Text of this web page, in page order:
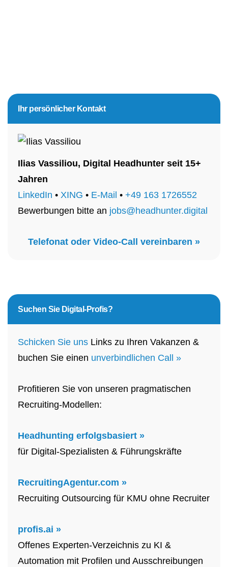
Seitenspalte
Ihr persönlicher Kontakt
Ilias Vassiliou, Digital Headhunter seit 15+
Jahren
LinkedIn • XING • E-Mail • +49 163 1726552
Bewerbungen bitte an jobs@headhunter.digital
Telefonat oder Video-Call vereinbaren »
Suchen SieDigital-Profis?
Schicken Sie uns Links zu Ihren Vakanzen &
buchen Sie einen unverbindlichen Call »
Profitieren Sie von unseren pragmatischen
Recruiting-Modellen:
Headhunting erfolgsbasiert »
für Digital-Spezialisten & Führungskräfte
RecruitingAgentur.com »
Recruiting Outsourcing für KMU ohne Recruiter
profis.ai »
Offenes Experten-Verzeichnis zu KI &
Automation mit Profilen und Ausschreibungen